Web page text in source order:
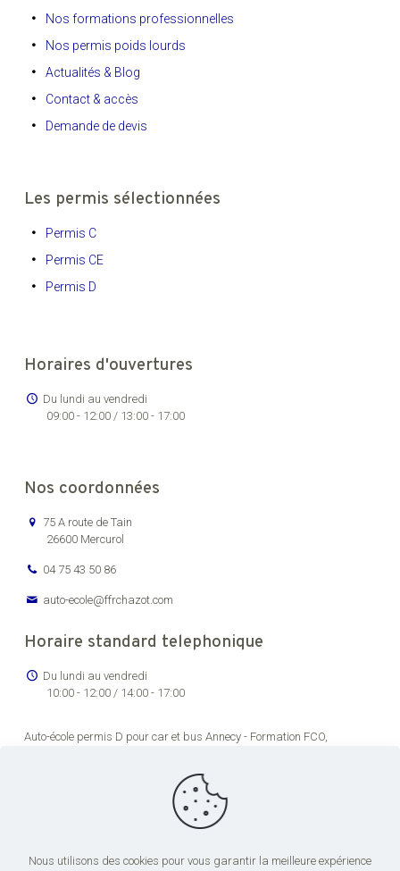
Nos formations professionnelles
Nos permis poids lourds
Actualités & Blog
Contact & accès
Demande de devis
Les permis sélectionnées
Permis C
Permis CE
Permis D
Horaires d'ouvertures
Du lundi au vendredi
09:00 - 12:00 / 13:00 - 17:00
Nos coordonnées
75 A route de Tain
26600 Mercurol
04 75 43 50 86
auto-ecole@ffrchazot.com
Horaire standard telephonique
Du lundi au vendredi
10:00 - 12:00 / 14:00 - 17:00
Auto-école permis D pour car et bus Annecy - Formation FCO,
permis transport en commun pas cher Dijon -
conduire poids lourds Grenoble - Centre de formation permis CE Lons-
Centre de formation chauffeur poids lourds Lyon -
conduite de poids lourds Valence
Nous utilisons des cookies pour vous garantir la meilleure expérience